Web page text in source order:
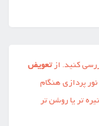
کنید. ازتعویض
پردازی هنگام
تر یا روشن تر